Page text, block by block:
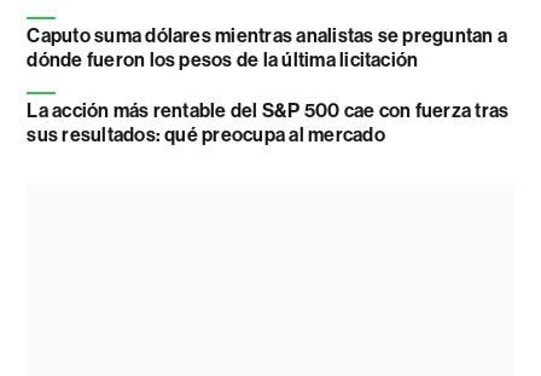
Caputo suma dólares mientras analistas se preguntan a
dónde fueron los pesos de la última licitación
La acción más rentable del S&P 500 cae con fuerza tras
sus resultados: qué preocupa al mercado